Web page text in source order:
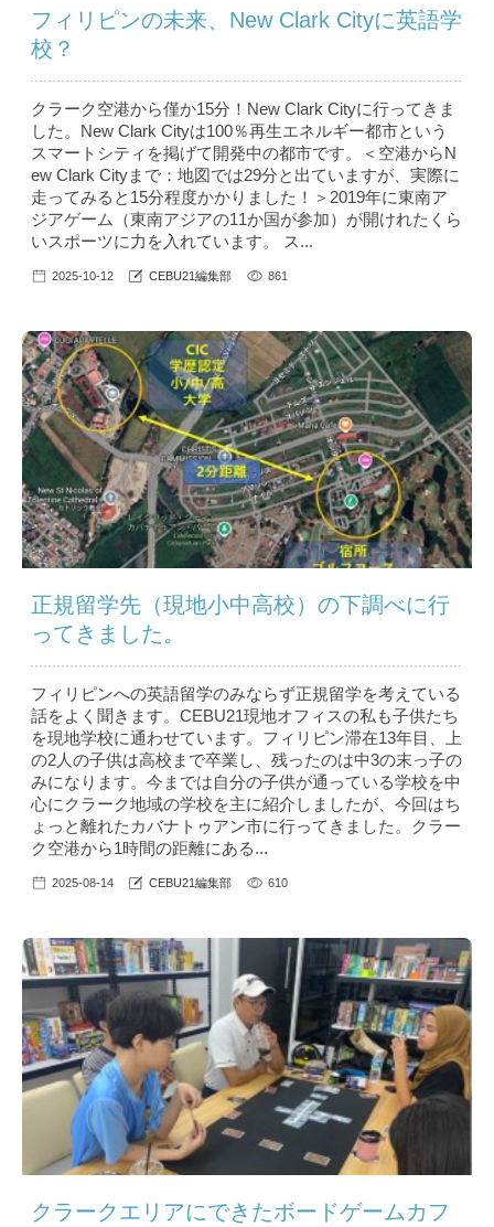
フィリピンの未来、New Clark Cityに英語学
校？
クラーク空港から僅か15分！New Clark Cityに行ってきま
した。New Clark Cityは100％再生エネルギー都市という
スマートシティを掲げて開発中の都市です。＜空港からN
ew Clark Cityまで：地図では29分と出ていますが、実際に
走ってみると15分程度かかりました！＞2019年に東南ア
ジアゲーム（東南アジアの11か国が参加）が開けれたくら
いスポーツに力を入れています。 ス...
2025-10-12 CEBU21編集部 861
正規留学先（現地小中高校）の下調べに行
ってきました。
フィリピンへの英語留学のみならず正規留学を考えている
話をよく聞きます。CEBU21現地オフィスの私も子供たち
を現地学校に通わせています。フィリピン滞在13年目、上
の2人の子供は高校まで卒業し、残ったのは中3の末っ子の
みになります。今までは自分の子供が通っている学校を中
心にクラーク地域の学校を主に紹介しましたが、今回はち
ょっと離れたカバナトゥアン市に行ってきました。クラー
ク空港から1時間の距離にある...
2025-08-14 CEBU21編集部 610
クラークエリアにできたボードゲームカフ